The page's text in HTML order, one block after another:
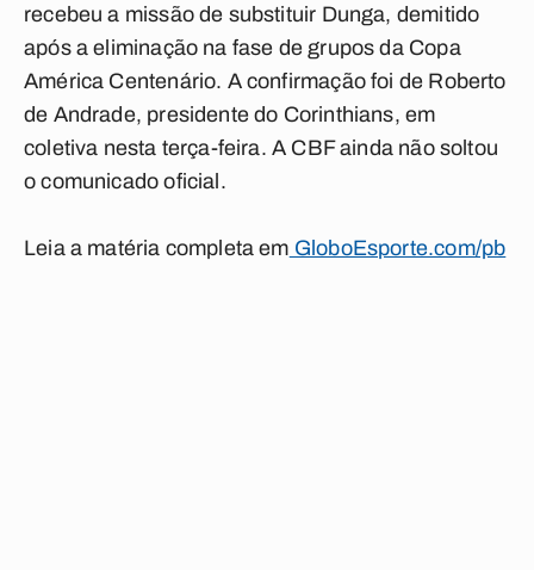
recebeu a missão de substituir Dunga, demitido
após a eliminação na fase de grupos da Copa
América Centenário. A confirmação foi de Roberto
de Andrade, presidente do Corinthians, em
coletiva nesta terça-feira. A CBF ainda não soltou
o comunicado oficial.
Leia a matéria completa em GloboEsporte.com/pb